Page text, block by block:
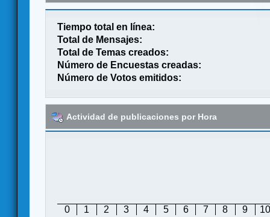
Tiempo total en línea:
Total de Mensajes:
Total de Temas creados:
Número de Encuestas creadas:
Número de Votos emitidos:
Actividad de publicaciones por Hora
0 1 2 3 4 5 6 7 8 9 10